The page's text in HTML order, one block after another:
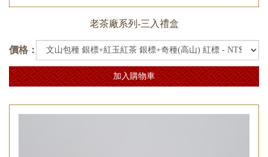
老茶廠系列-三入禮盒
價格：
加入購物車